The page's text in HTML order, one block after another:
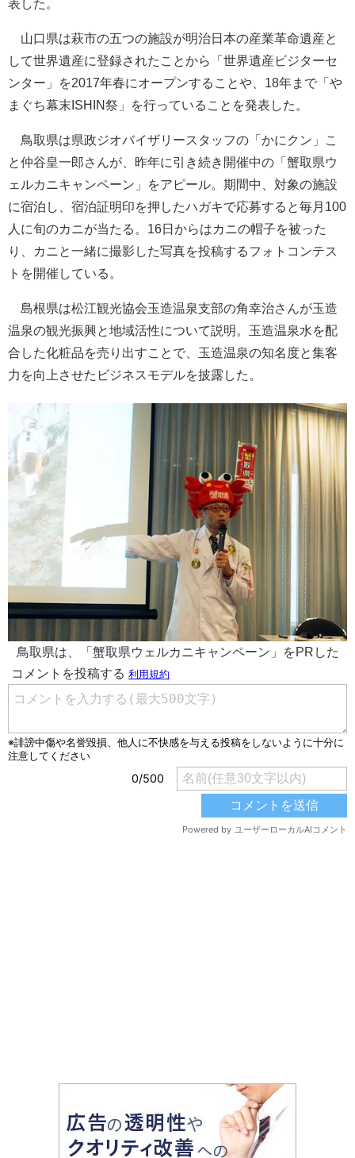
表した。
山口県は萩市の五つの施設が明治日本の産業革命遺産と
して世界遺産に登録されたことから「世界遺産ビジターセ
ンター」を2017年春にオープンすることや、18年まで「や
まぐち幕末ISHIN祭」を行っていることを発表した。
鳥取県は県政ジオバイザリースタッフの「かにクン」こ
と仲谷皇一郎さんが、昨年に引き続き開催中の「蟹取県ウ
ェルカニキャンペーン」をアピール。期間中、対象の施設
に宿泊し、宿泊証明印を押したハガキで応募すると毎月100
人に旬のカニが当たる。16日からはカニの帽子を被った
り、カニと一緒に撮影した写真を投稿するフォトコンテス
トを開催している。
島根県は松江観光協会玉造温泉支部の角幸治さんが玉造
温泉の観光振興と地域活性について説明。玉造温泉水を配
合した化粧品を売り出すことで、玉造温泉の知名度と集客
力を向上させたビジネスモデルを披露した。
鳥取県は、「蟹取県ウェルカニキャンペーン」をPRした